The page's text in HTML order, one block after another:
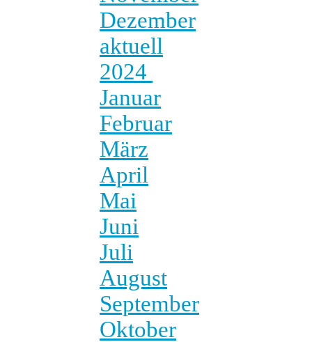
Dezember
aktuell
2024
Januar
Februar
März
April
Mai
Juni
Juli
August
September
Oktober